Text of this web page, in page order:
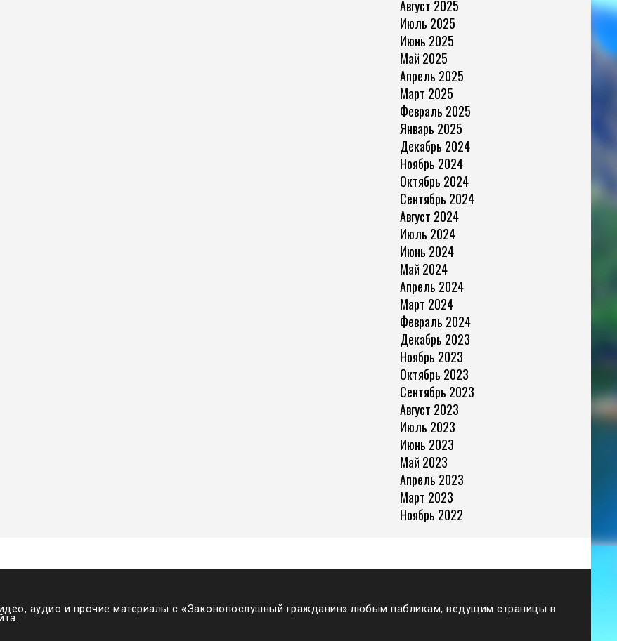
Август 2025
Июль 2025
Июнь 2025
Май 2025
Апрель 2025
Март 2025
Февраль 2025
Январь 2025
Декабрь 2024
Ноябрь 2024
Октябрь 2024
Сентябрь 2024
Август 2024
Июль 2024
Июнь 2024
Май 2024
Апрель 2024
Март 2024
Февраль 2024
Декабрь 2023
Ноябрь 2023
Октябрь 2023
Сентябрь 2023
Август 2023
Июль 2023
Июнь 2023
Май 2023
Апрель 2023
Март 2023
Ноябрь 2022
аудио и прочие материалы с «Законопослушный гражданин» любым пабликам, ведущим страницы в